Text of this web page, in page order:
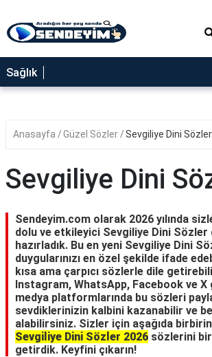
SAĞLIK
NEDİR
YEMEK
RÜYA
TABİRLERİ
GEZİLECEK
YERLER
BLOG
Sağlık
Anasayfa Güzel Sözler Sevgiliye Dini Sözler
Sevgiliye Dini
Sendeyim.com olarak 2026 yılında
dolu ve etkileyici Sevgiliye Dini
hazırladık. Bu en yeni Sevgiliye Dini
duygularınızı en özel şekilde ifade
kısa ama çarpıcı sözlerle dile
Instagram, WhatsApp, Facebook ve X
medya platformlarında bu sözleri
sevdiklerinizin kalbini kazanabilir ve
alabilirsiniz. Sizler için aşağıda
Sevgiliye Dini Sözler 2026 sözlerini
getirdik. Keyfini çıkarın!